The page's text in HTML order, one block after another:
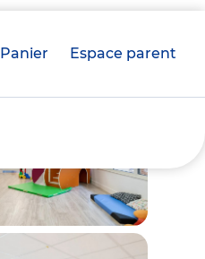
Panier crèche(s)
Espace parent